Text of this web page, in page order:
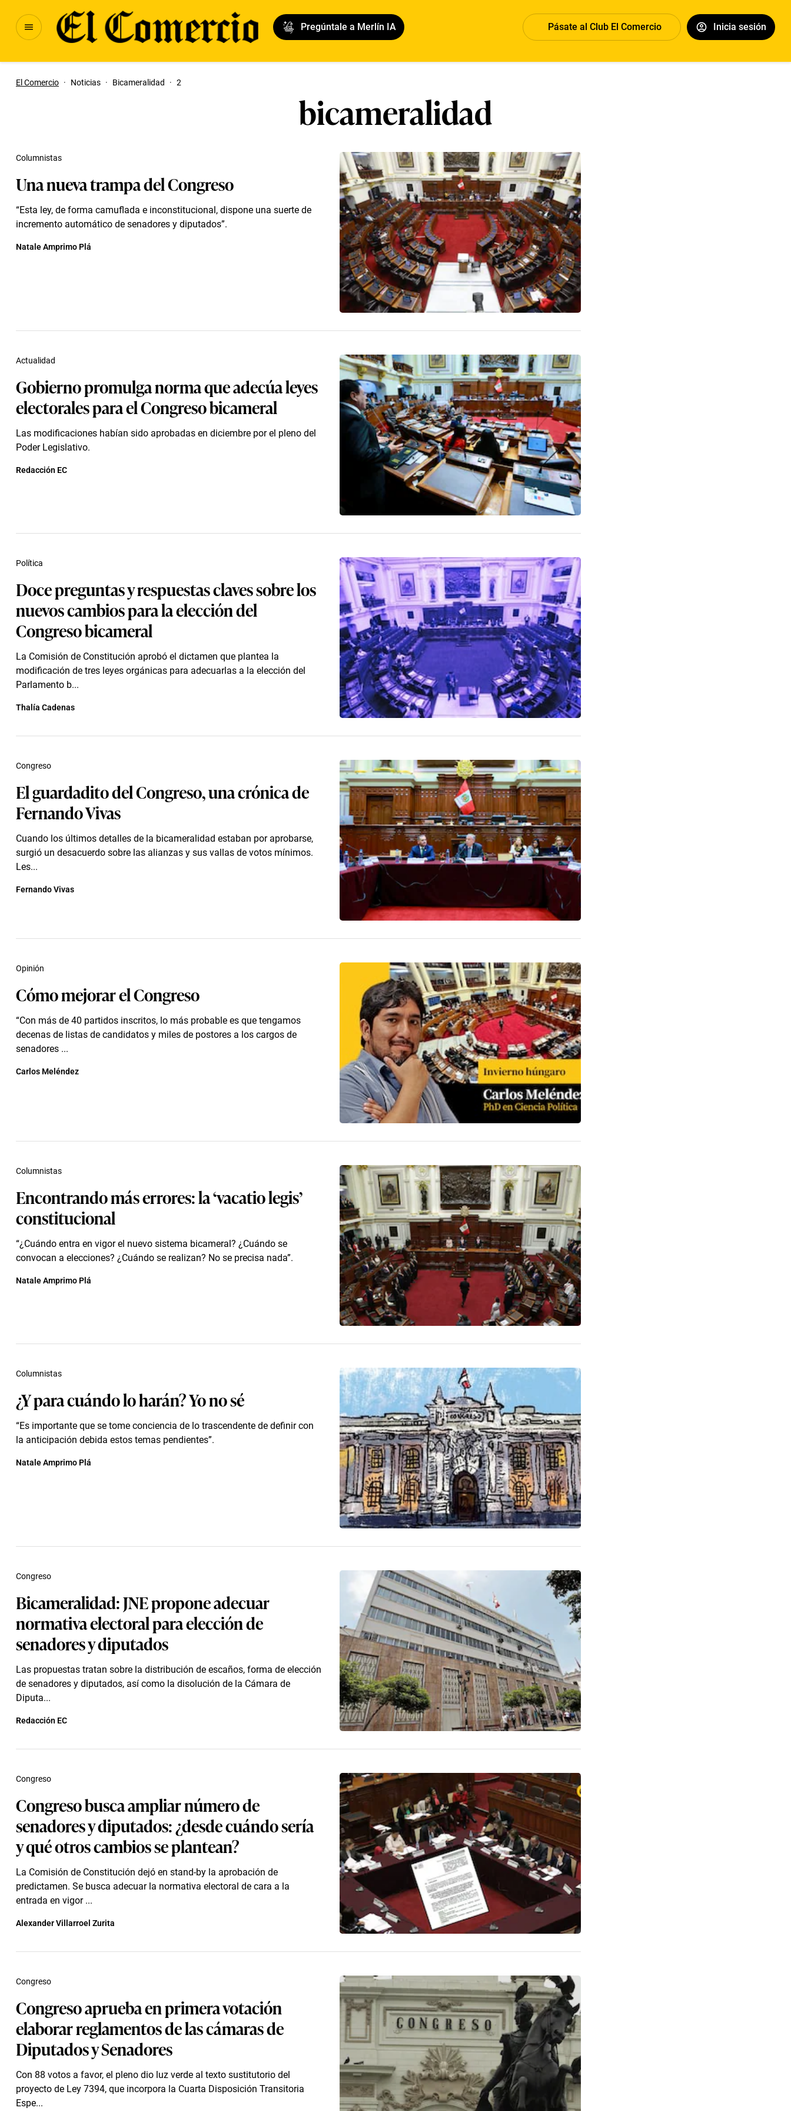
Pregúntale a Merlín IA Pásate al Club El Comercio Inicia sesión
El Comercio · Noticias · Bicameralidad · 2
bicameralidad
Una nueva trampa del Congreso
“Esta ley, de forma camuflada e inconstitucional, dispone una suerte de
incremento automático de senadores y diputados”.
Columnistas
Natale Amprimo Plá
Gobierno promulga norma que adecúa leyes
electorales para el Congreso bicameral
Las modificaciones habían sido aprobadas en diciembre por el pleno del
Poder Legislativo.
Actualidad
Redacción EC
Doce preguntas y respuestas claves sobre los
nuevos cambios para la elección del
Congreso bicameral
La Comisión de Constitución aprobó el dictamen que plantea la
modificación de tres leyes orgánicas para adecuarlas a la elección del
Parlamento b...
Política
Thalía Cadenas
El guardadito del Congreso, una crónica de
Fernando Vivas
Cuando los últimos detalles de la bicameralidad estaban por aprobarse,
surgió un desacuerdo sobre las alianzas y sus vallas de votos mínimos.
Les...
Congreso
Fernando Vivas
Cómo mejorar el Congreso
“Con más de 40 partidos inscritos, lo más probable es que tengamos
decenas de listas de candidatos y miles de postores a los cargos de
senadores ...
Opinión
Carlos Meléndez
Encontrando más errores: la ‘vacatio legis’
constitucional
“¿Cuándo entra en vigor el nuevo sistema bicameral? ¿Cuándo se
convocan a elecciones? ¿Cuándo se realizan? No se precisa nada”.
Columnistas
Natale Amprimo Plá
¿Y para cuándo lo harán? Yo no sé
“Es importante que se tome conciencia de lo trascendente de definir con
la anticipación debida estos temas pendientes”.
Columnistas
Natale Amprimo Plá
Bicameralidad: JNE propone adecuar
normativa electoral para elección de
senadores y diputados
Las propuestas tratan sobre la distribución de escaños, forma de elección
de senadores y diputados, así como la disolución de la Cámara de
Diputa...
Congreso
Redacción EC
Congreso busca ampliar número de
senadores y diputados: ¿desde cuándo sería
y qué otros cambios se plantean?
La Comisión de Constitución dejó en stand-by la aprobación de
predictamen. Se busca adecuar la normativa electoral de cara a la
entrada en vigor ...
Congreso
Alexander Villarroel Zurita
Congreso aprueba en primera votación
elaborar reglamentos de las cámaras de
Diputados y Senadores
Con 88 votos a favor, el pleno dio luz verde al texto sustitutorio del
proyecto de Ley 7394, que incorpora la Cuarta Disposición Transitoria
Espe...
Congreso